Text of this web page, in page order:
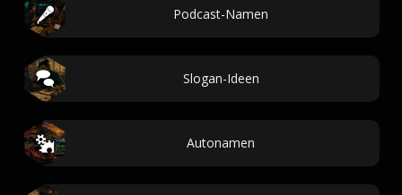
Podcast-Namen
Slogan-Ideen
Autonamen